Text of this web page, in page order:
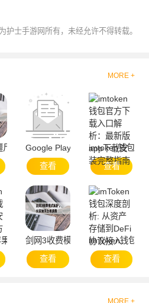
护士手游网所有，未经允许不得转载。
MORE +
务与资源聚合
尸：移动设备上的策略游戏，iPad下载
Google Play官方下载与安全使用
查看
imtoken钱包官
查看
南与技巧分享
版下载全流程：安全获取官方应用教
剑网3收费模式解析，玩家如何合
查看
imToken钱包深
查看
MORE +